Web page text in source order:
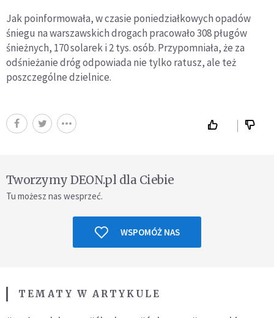
Jak poinformowała, w czasie poniedziałkowych opadów
śniegu na warszawskich drogach pracowało 308 pługów
śnieżnych, 170 solarek i 2 tys. osób. Przypomniała, że za
odśnieżanie dróg odpowiada nie tylko ratusz, ale też
poszczególne dzielnice.
Tworzymy DEON.pl dla Ciebie
Tu możesz nas wesprzeć.
WSPOMÓŻ NAS
TEMATY W ARTYKULE